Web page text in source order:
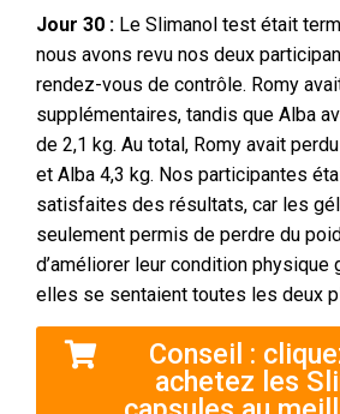
Jour 30 : Le Slimanol test était
nous avons revu nos deux
rendez-vous de contrôle. Romy
supplémentaires, tandis que Alba
de 2,1 kg. Au total, Romy avait
et Alba 4,3 kg. Nos participantes
satisfaites des résultats, car les
seulement permis de perdre du
d’améliorer leur condition physique
elles se sentaient toutes les deux
Conseil :
achetez les